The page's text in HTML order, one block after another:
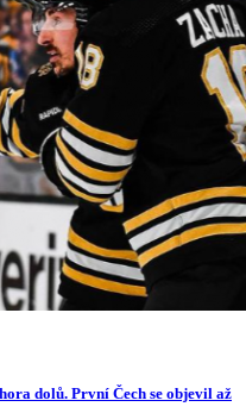
dolů. První Čech se objevil až